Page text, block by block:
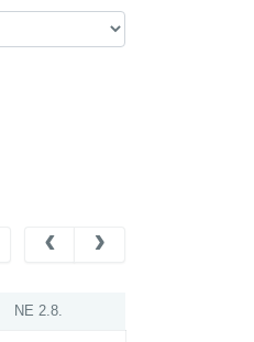
NE 2.8.